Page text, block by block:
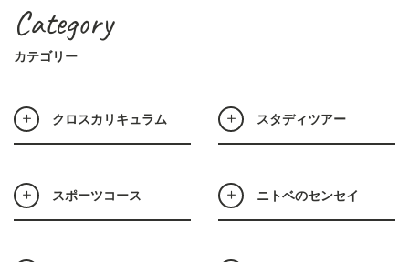
Category
カテゴリー
クロスカリキュラム スタディツアー
スポーツコース ニトベのセンセイ